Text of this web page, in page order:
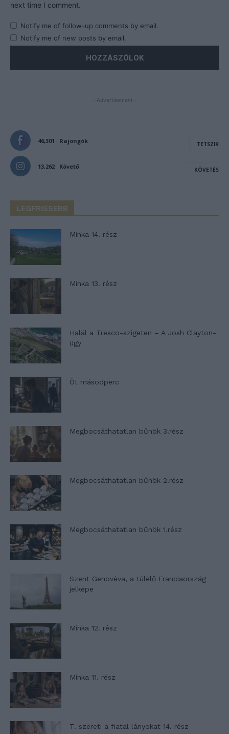
next time I comment.
Notify me of follow-up comments by email.
Notify me of new posts by email.
- Advertisement -
46,301 Rajongók TETSZIK
13,262 Követő KÖVETÉS
LEGFRISSEBB
Minka 14. rész
Minka 13. rész
Halál a Tresco-szigeten – A Josh Clayton-
ügy
Öt másodperc
Megbocsáthatatlan bűnök 3.rész
Megbocsáthatatlan bűnök 2.rész
Megbocsáthatatlan bűnök 1.rész
Szent Genovéva, a túlélő Franciaország
jelképe
Minka 12. rész
Minka 11. rész
T. szereti a fiatal lányokat 14. rész